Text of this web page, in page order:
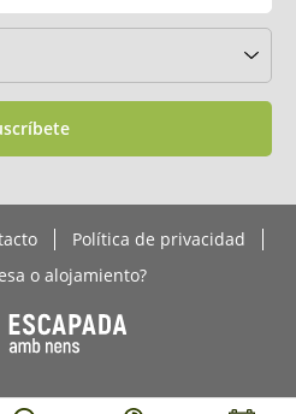
Política de privacidad
o alojamiento?